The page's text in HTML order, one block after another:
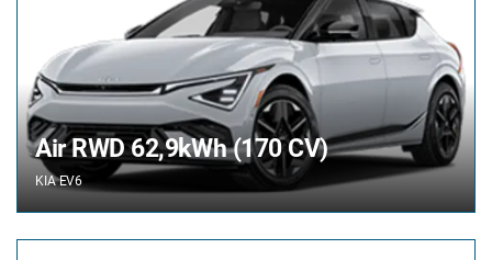
KIAEV6
Air RWD 62,9kWh (170 CV)